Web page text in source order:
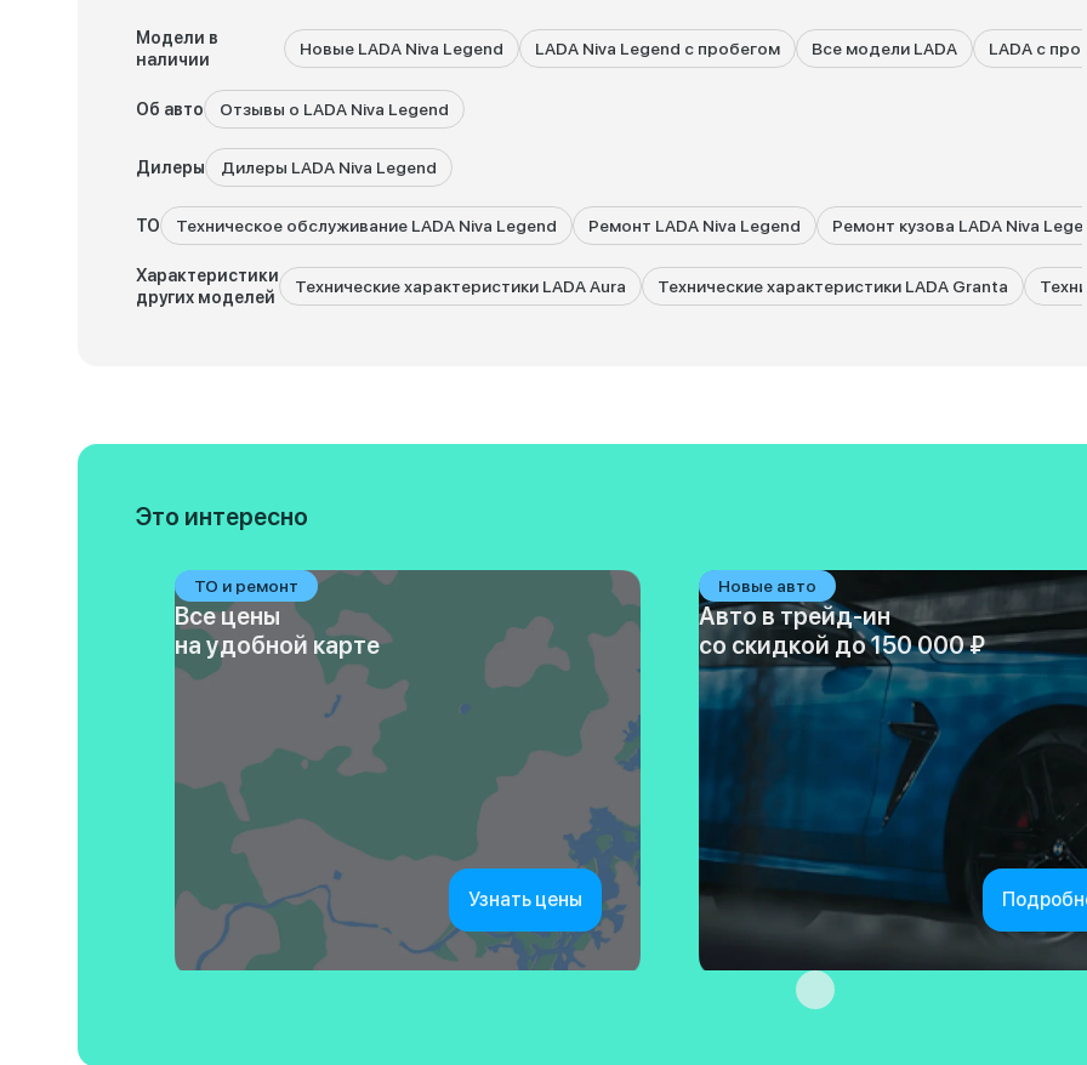
Модели в
наличии
Новые LADA Niva Legend LADA Niva Legend с пробегом Все модели LADA LADA с
Об авто Отзывы о LADA Niva Legend
Дилеры Дилеры LADA Niva Legend
ТО Техническое обслуживание LADA Niva Legend Ремонт LADA Niva Legend Ремонт кузова LADA Niva
Характеристики
других моделей
Технические характеристики LADA Aura Технические характеристики LADA Granta
Это интересно
ТО и ремонт
Все цены
на удобной карте
Узнать цены
Новые авто
Авто в трейд-ин
со скидкой до 150 000 ₽